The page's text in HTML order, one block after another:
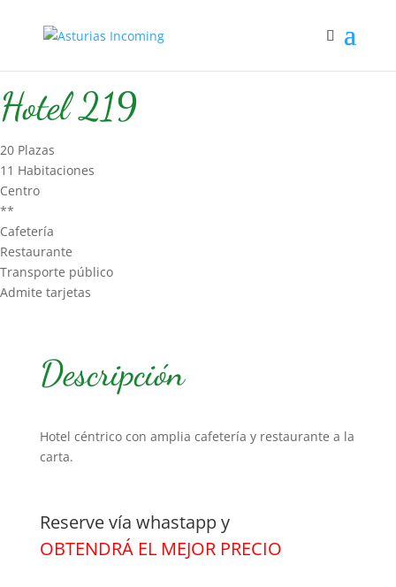
Hotel 219
20 Plazas
11 Habitaciones
Centro
**
Cafetería
Restaurante
Transporte público
Admite tarjetas
Descripción
Hotel céntrico con amplia cafetería y restaurante a la
carta.
Reserve vía whastapp y
OBTENDRÁ EL MEJOR PRECIO